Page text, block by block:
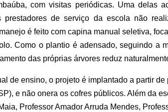
com visitas periódicas. Uma delas
prestadores de serviço da escola não
é feito com capina manual seletiva,
Como o plantio é adensado, seguindo a
das próprias árvores reduz
de ensino, o projeto é implantado a partir
e não onera os cofres públicos. Além da
Professor Amador Arruda Mendes,